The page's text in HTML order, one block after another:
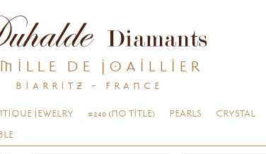
DE JOAILLIER
BIARRITZ - FRANCE
JEWELRY #240 (NO TITLE) PEARLS CRYSTAL